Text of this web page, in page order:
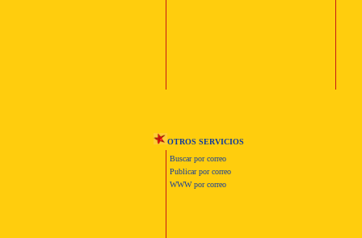
OTROS SERVICIOS
Buscar por correo
Publicar por correo
WWW por correo